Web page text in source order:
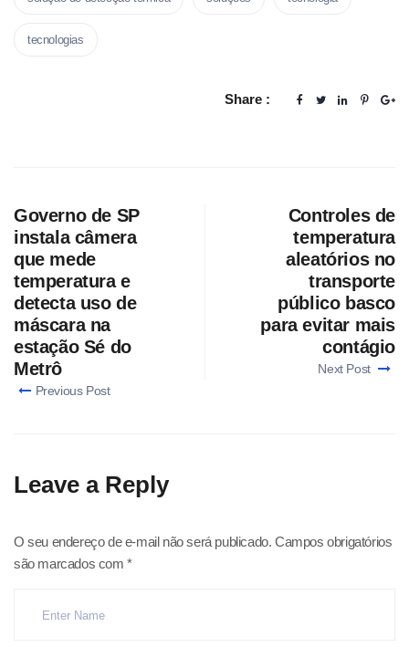
tecnologias
Share :
Governo de SP
instala câmera
que mede
temperatura e
detecta uso de
máscara na
estação Sé do
Metrô
Previous Post
Controles de
temperatura
aleatórios no
transporte
público basco
para evitar mais
contágio
Next Post
Leave a Reply
O seu endereço de e-mail não será publicado. Campos obrigatórios
são marcados com*